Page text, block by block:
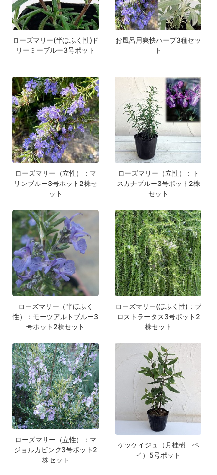
ローズマリー(半ほふく性)ド
リーミーブルー3号ポット
お風呂用爽快ハーブ3種セッ
ト
ローズマリー（立性）：マ
リンブルー3号ポット2株セ
ット
ローズマリー（立性）：ト
スカナブルー3号ポット2株
セット
ローズマリー（半ほふく
性）：モーツアルトブルー3
号ポット2株セット
ローズマリー(ほふく性)：プ
ロストラータス3号ポット2
株セット
ローズマリー（立性）：マ
ジョルカピンク3号ポット2
株セット
ゲッケイジュ（月桂樹 ベ
イ）5号ポット